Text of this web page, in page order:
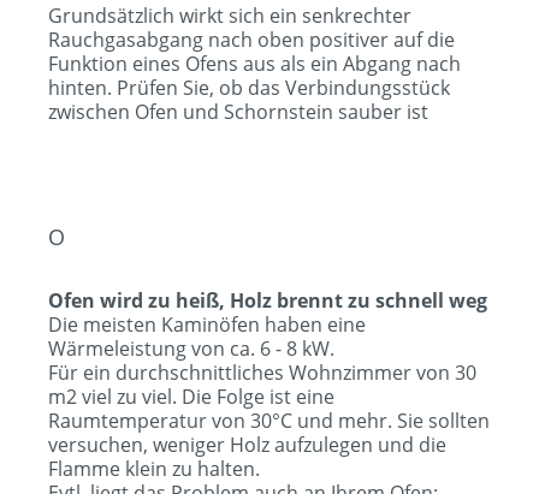
Grundsätzlich wirkt sich ein senkrechter
Rauchgasabgang nach oben positiver auf die
Funktion eines Ofens aus als ein Abgang nach
hinten. Prüfen Sie, ob das Verbindungsstück
zwischen Ofen und Schornstein sauber ist
O
Ofen wird zu heiß, Holz brennt zu schnell weg
Die meisten Kaminöfen haben eine
Wärmeleistung von ca. 6 - 8 kW.
Für ein durchschnittliches Wohnzimmer von 30
m2 viel zu viel. Die Folge ist eine
Raumtemperatur von 30°C und mehr. Sie sollten
versuchen, weniger Holz aufzulegen und die
Flamme klein zu halten.